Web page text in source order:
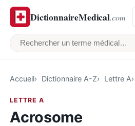
DictionnaireMedical.com
Rechercher un terme médical
Accueil Dictionnaire A-Z Lettre A
LETTRE A
Acrosome